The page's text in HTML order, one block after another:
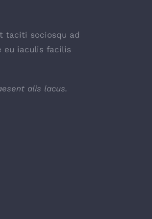
taciti sociosqu ad
eu iaculis facilis
alis lacus.